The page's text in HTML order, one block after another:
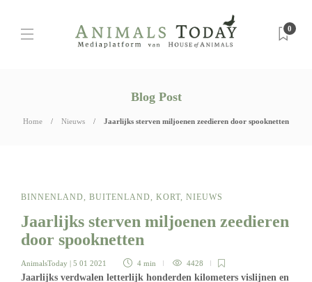
0
Blog Post
Home Nieuws Jaarlijks sterven miljoenen zeedieren door spooknetten
BINNENLAND, BUITENLAND, KORT, NIEUWS
Jaarlijks sterven miljoenen zeedieren
door spooknetten
AnimalsToday | 5 01 2021 4 min 4428
Jaarlijks verdwalen letterlijk honderden kilometers vislijnen en